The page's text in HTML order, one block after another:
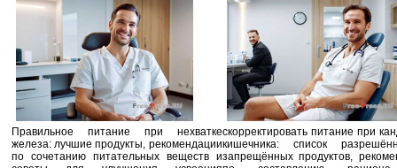
Правильное питание при нехватке
железа: лучшие продукты, рекомендации
по сочетанию питательных веществ и
скорректировать питание при
кишечника: список
запрещённых продуктов,